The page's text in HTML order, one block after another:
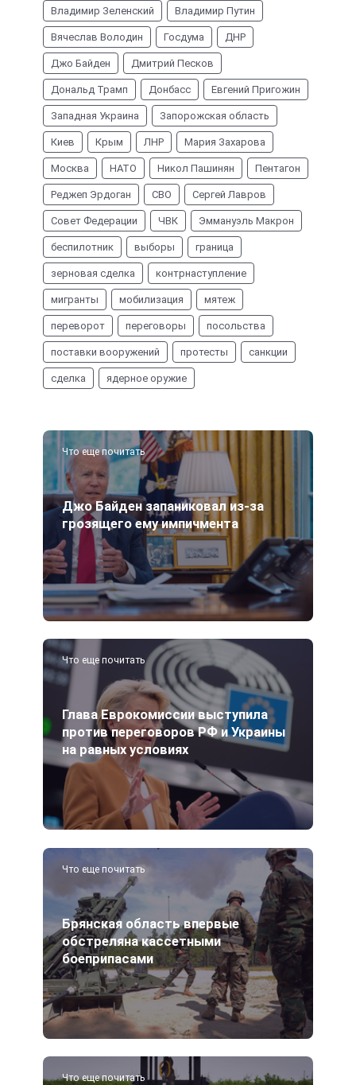
Владимир Зеленский Владимир Путин
Вячеслав Володин Госдума ДНР
Джо Байден Дмитрий Песков
Дональд Трамп Донбасс Евгений Пригожин
Западная Украина Запорожская область
Киев Крым ЛНР Мария Захарова
Москва НАТО Никол Пашинян Пентагон
Реджеп Эрдоган СВО Сергей Лавров
Совет Федерации ЧВК Эммануэль Макрон
беспилотник выборы граница
зерновая сделка контрнаступление
мигранты мобилизация мятеж
переворот переговоры посольства
поставки вооружений протесты санкции
сделка ядерное оружие
Что еще почитать
Джо Байден запаниковал из-за
грозящего ему импичмента
Что еще почитать
Глава Еврокомиссии выступила
против переговоров РФ и Украины
на равных условиях
Что еще почитать
Брянская область впервые
обстреляна кассетными
боеприпасами
Что еще почитать